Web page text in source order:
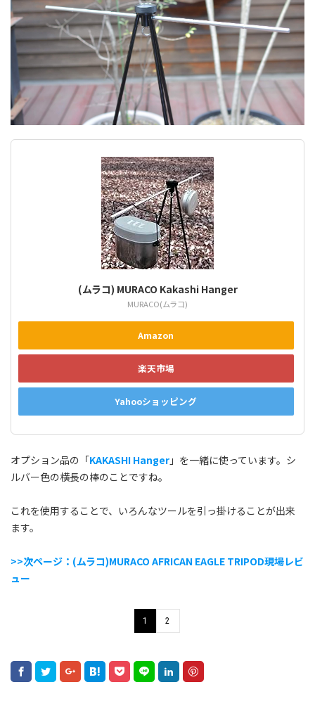
(ムラコ) MURACO Kakashi Hanger
MURACO(ムラコ)
Amazon
楽天市場
Yahooショッピング
オプション品の「KAKASHI Hanger 」を一緒に使っています。シ
ルバー色の横長の棒のことですね。
これを使用することで、いろんなツールを引っ掛けることが出来
ます。
>>次ページ：(ムラコ)MURACO AFRICAN EAGLE TRIPOD現場レビ
ュー
1 2